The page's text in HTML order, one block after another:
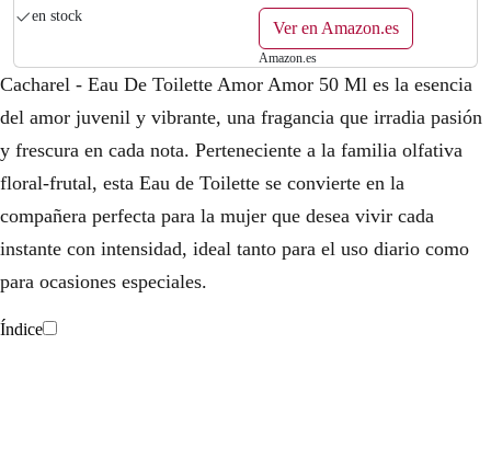
mujer, Fragancia Afrutada Floral
en stock
Ver en Amazon.es
Amazon.es
Cacharel - Eau De Toilette Amor Amor 50 Ml es la esencia
del amor juvenil y vibrante, una fragancia que irradia pasión
y frescura en cada nota. Perteneciente a la familia olfativa
floral-frutal, esta Eau de Toilette se convierte en la
compañera perfecta para la mujer que desea vivir cada
instante con intensidad, ideal tanto para el uso diario como
para ocasiones especiales.
Índice